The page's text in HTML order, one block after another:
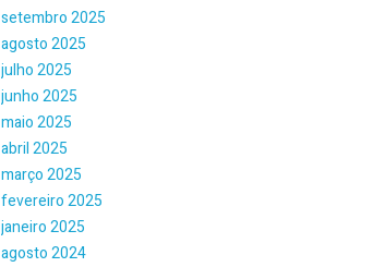
setembro 2025
agosto 2025
julho 2025
junho 2025
maio 2025
abril 2025
março 2025
fevereiro 2025
janeiro 2025
agosto 2024